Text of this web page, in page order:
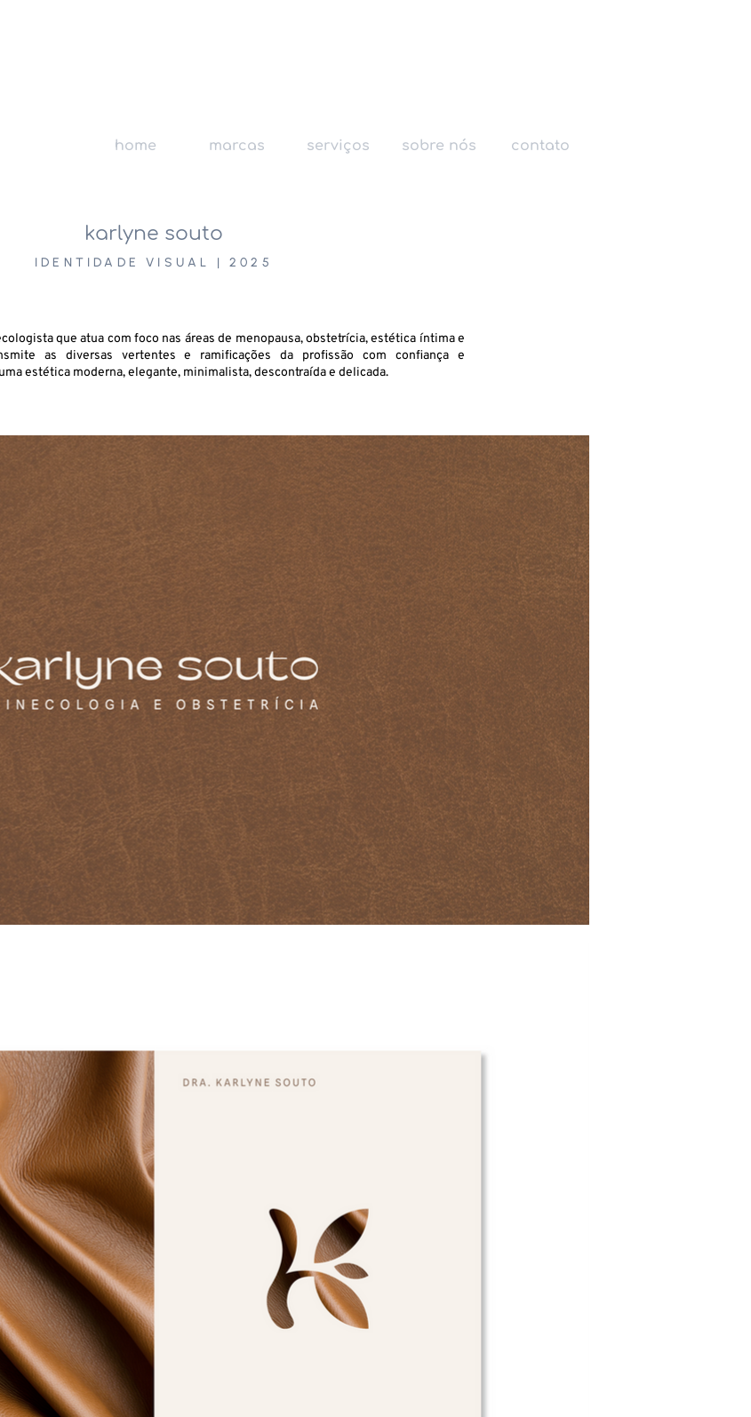
home marcas serviços sobre nós contato
karlyne souto
IDENTIDADE VISUAL | 2025
que atua com foco nas áreas de menopausa, obstetrícia, estética íntima e
as diversas vertentes e ramificações da profissão com confiança e
estética moderna, elegante, minimalista, descontraída e delicada.